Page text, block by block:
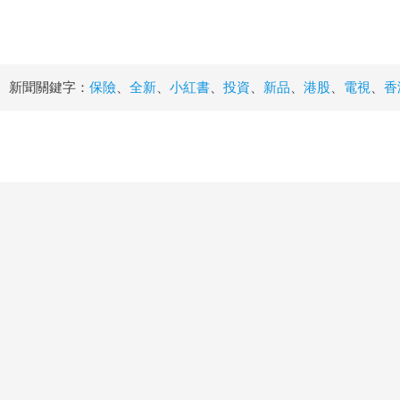
新聞關鍵字： 保險、 全新、 小紅書、 投資、 新品、 港股、 電視、 香